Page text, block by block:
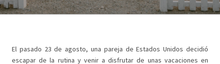
El pasado 23 de agosto, una pareja de Estados Unidos decidió
escapar de la rutina y venir a disfrutar de unas vacaciones en